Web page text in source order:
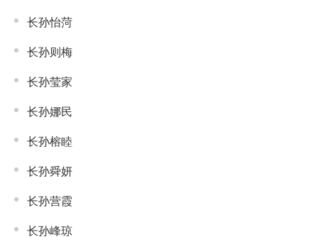
长孙怡菏
长孙则梅
长孙莹家
长孙娜民
长孙榕睦
长孙舜妍
长孙营霞
长孙峰琼